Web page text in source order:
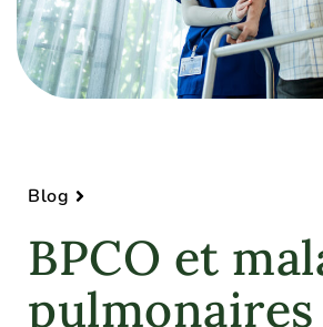
Blog
BPCO et
pulmonaires